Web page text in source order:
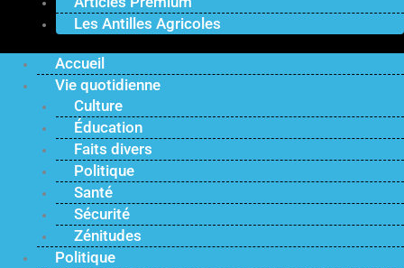
Les Antilles Agricoles
Accueil
Vie quotidienne
Culture
Éducation
Faits divers
Politique
Santé
Sécurité
Zénitudes
Politique